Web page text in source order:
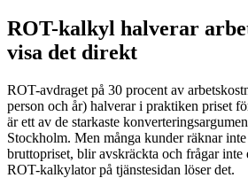
ROT-kalkyl halverar
visa det direkt
ROT-avdraget på 30 procent av
person och år) halverar i praktiken priset
är ett av de starkaste
Stockholm. Men många kunder räknar
bruttopriset, blir avskräckta och frågar
ROT-kalkylator på tjänstesidan löser det.